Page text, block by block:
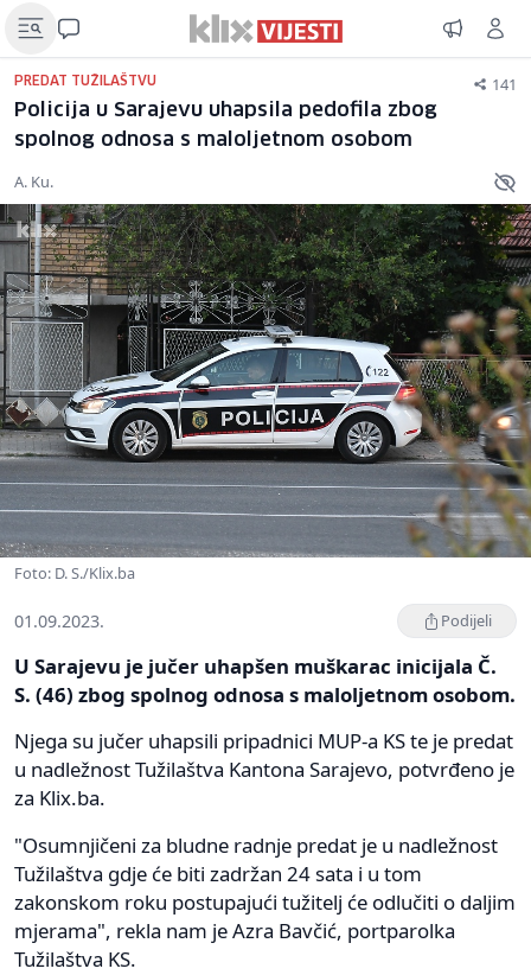
PREDAT TUŽILAŠTVU 141
Policija u Sarajevu uhapsila pedofila zbog
spolnog odnosa s maloljetnom osobom
A. Ku.
Foto: D. S./Klix.ba
01.09.2023. Podijeli
U Sarajevu je jučer uhapšen muškarac inicijala Č.
S. (46) zbog spolnog odnosa s maloljetnom osobom.
Njega su jučer uhapsili pripadnici MUP-a KS te je predat
u nadležnost Tužilaštva Kantona Sarajevo, potvrđeno je
za Klix.ba.
"Osumnjičeni za bludne radnje predat je u nadležnost
Tužilaštva gdje će biti zadržan 24 sata i u tom
zakonskom roku postupajući tužitelj će odlučiti o daljim
mjerama", rekla nam je Azra Bavčić, portparolka
Tužilaštva KS.